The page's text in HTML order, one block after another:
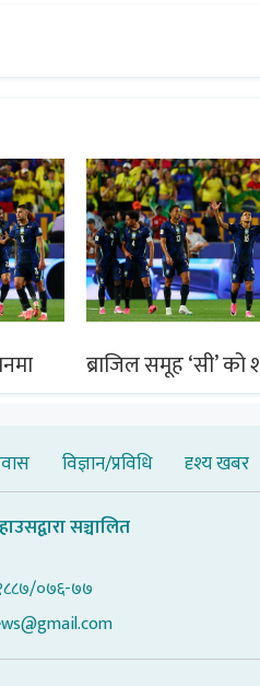
ब्राजिल समूह ‘सी’ को
विज्ञान/प्रविधि दृश्य खबर
सञ्चालित
०७६-७७